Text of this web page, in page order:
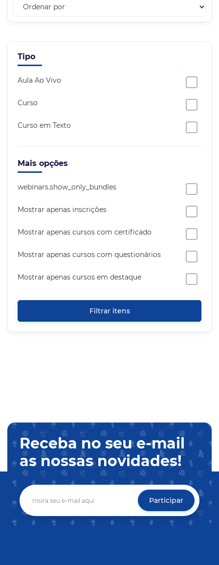
Tipo
Aula Ao Vivo
Curso
Curso em Texto
Mais opções
webinars.show_only_bundles
Mostrar apenas inscrições
Mostrar apenas cursos com certificado
Mostrar apenas cursos com questionários
Mostrar apenas cursos em destaque
Filtrar itens
Receba no seu e-mail
as nossas novidades!
Participar